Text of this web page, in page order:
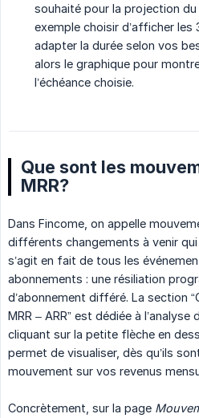
souhaité pour la projection du
exemple choisir d’afficher les
adapter la durée selon vos
alors le graphique pour
l’échéance choisie.
Que sont les
MRR?
Dans Fincome, on appelle
différents changements à venir
s’agit en fait de tous les
abonnements : une résiliation
d’abonnement différé. La section
MRR – ARR” est dédiée à
cliquant sur la petite flèche en
permet de visualiser, dès qu’ils
mouvement sur vos revenus
Concrètement, sur la page